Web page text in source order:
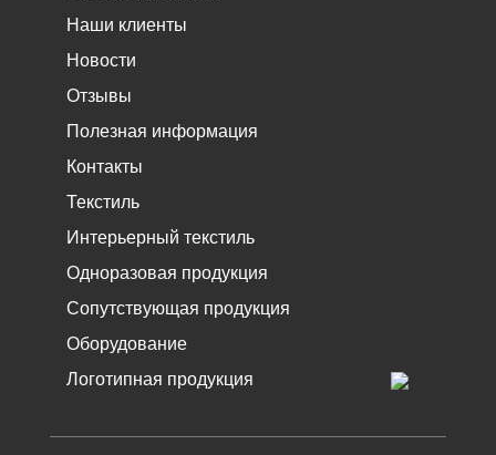
Наши клиенты
Новости
Отзывы
Полезная информация
Контакты
Текстиль
Интерьерный текстиль
Одноразовая продукция
Сопутствующая продукция
Оборудование
Логотипная продукция